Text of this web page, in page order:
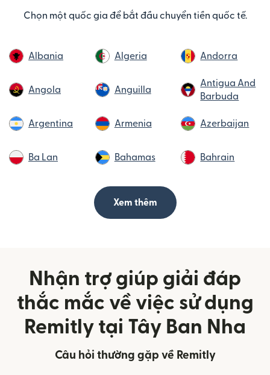
Chọn một quốc gia để bắt đầu chuyển tiền quốc tế.
Albania Algeria Andorra
Angola Anguilla
Antigua And
Barbuda
Argentina Armenia Azerbaijan
Ba Lan Bahamas Bahrain
Xem thêm
Nhận trợ giúp giải đáp
thắc mắc về việc sử dụng
Remitly tại Tây Ban Nha
Câu hỏi thường gặp về Remitly